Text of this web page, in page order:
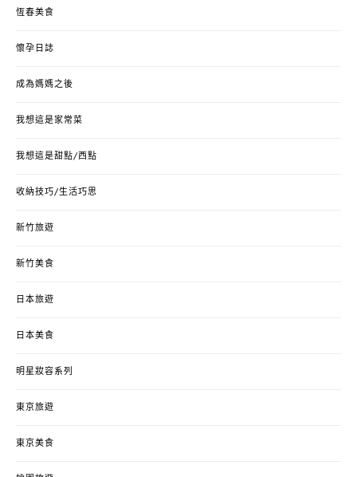
恆春美食
懷孕日誌
成為媽媽之後
我想這是家常菜
我想這是甜點/西點
收納技巧/生活巧思
新竹旅遊
新竹美食
日本旅遊
日本美食
明星妝容系列
東京旅遊
東京美食